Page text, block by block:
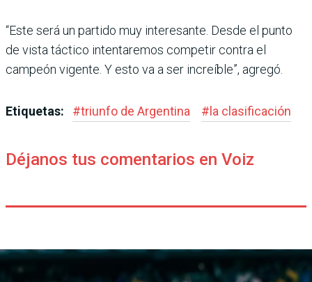
“Este será un partido muy interesante. Desde el punto
de vista táctico intentaremos competir contra el
campeón vigente. Y esto va a ser increí­ble”, agregó.
Etiquetas: #triunfo de Argentina #la clasificación
Déjanos tus comentarios en Voiz